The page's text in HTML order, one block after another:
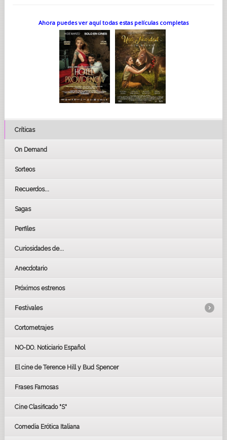
Ahora puedes ver aquí todas estas películas completas
Críticas
On Demand
Sorteos
Recuerdos...
Sagas
Perfiles
Curiosidades de...
Anecdotario
Próximos estrenos
Festivales
LOS OSCARS
GOYAS
BAFTA
Cortometrajes
NO-DO. Noticiario Español
El cine de Terence Hill y Bud Spencer
Frases Famosas
Cine Clasificado "S"
Comedia Erótica Italiana